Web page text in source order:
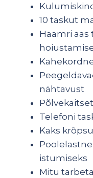
10 taskut
Haamri
nähtavust
Telefoni
Kaks
istumiseks
Mitu